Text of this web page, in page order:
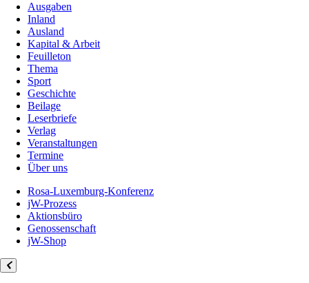
Ausgaben
Inland
Ausland
Kapital & Arbeit
Feuilleton
Thema
Sport
Geschichte
Beilage
Leserbriefe
Verlag
Veranstaltungen
Termine
Über uns
Rosa-Luxemburg-Konferenz
jW-Prozess
Aktionsbüro
Genossenschaft
jW-Shop